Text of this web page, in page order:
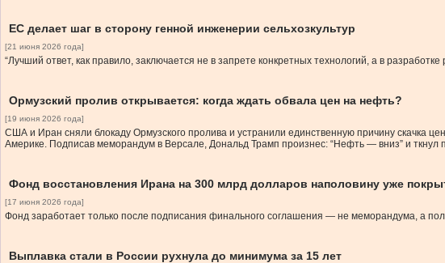
ЕС делает шаг в сторону генной инженерии сельхозкультур
[21 июня 2026 года]
“Лучший ответ, как правило, заключается не в запрете конкретных технологий, а в
Ормузский пролив открывается: когда ждать обвала цен на нефть?
[19 июня 2026 года]
США и Иран сняли блокаду Ормузского пролива и устранили единственную причину скачка
Америке. Подписав меморандум в Версале, Дональд Трамп произнес: “Нефть — вниз” и ткнул
Фонд восстановления Ирана на 300 млрд долларов наполовину уже
[17 июня 2026 года]
Фонд заработает только после подписания финального соглашения — не меморандума, а
Выплавка стали в России рухнула до минимума за 15 лет